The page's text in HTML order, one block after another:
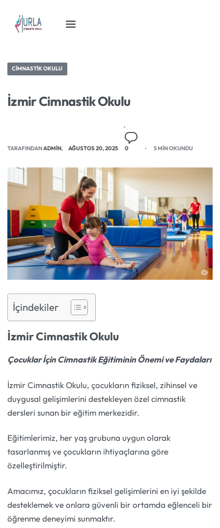
CIMNASTIK OKULU
İzmir Cimnastik Okulu
TARAFINDANADMIN AĞUSTOS 20, 2025 0 5 MIN OKUNDU
İçindekiler
İzmir Cimnastik Okulu
Çocuklar İçin Cimnastik Eğitiminin Önemi ve Faydaları
İzmir Cimnastik Okulu, çocukların fiziksel, zihinsel ve
duygusal gelişimlerini destekleyen özel cimnastik
dersleri sunan bir eğitim merkezidir.
Eğitimlerimiz, her yaş grubuna uygun olarak
tasarlanmış ve çocukların ihtiyaçlarına göre
özelleştirilmiştir.
Amacımız, çocukların fiziksel gelişimlerini en iyi şekilde
desteklemek ve onlara güvenli bir ortamda eğlenceli bir
öğrenme deneyimi sunmaktır.